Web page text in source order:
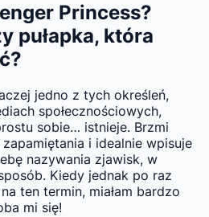
Princess?
pułapka, która
jedno z tych określeń,
społecznościowych,
sobie… istnieje. Brzmi
i idealnie wpisuje
nazywania zjawisk, w
Kiedy jednak po raz
ten termin, miałam bardzo
mi się!